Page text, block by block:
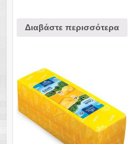
Διαβάστε περισσότερα